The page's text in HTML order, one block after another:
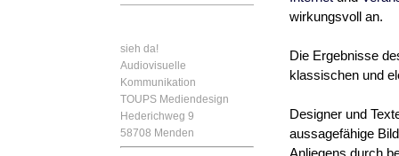
sieh da!
Audiovisuelle
Kommunikation
TOUPS Mediendesign
Hederichweg 9
58708 Menden
wirkungsvoll an.
Die Ergebnisse
klassischen und
Designer und
aussagefähige
Anliegens durch